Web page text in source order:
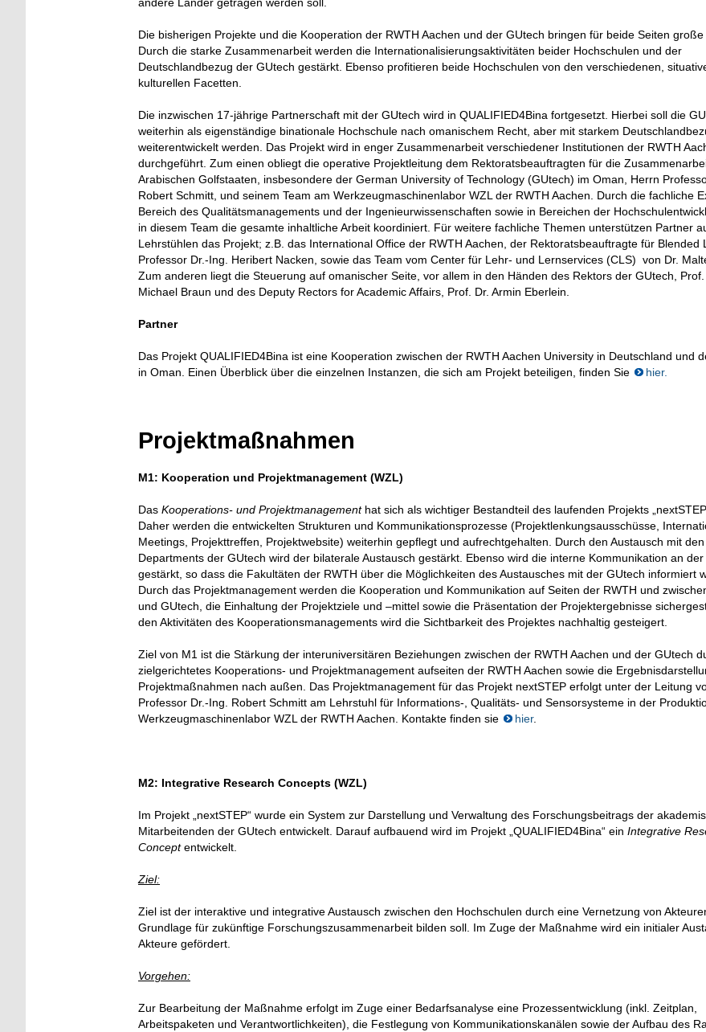
andere Länder getragen werden soll.
Die bisherigen Projekte und die Kooperation der RWTH Aachen und der GUtech bringen für beide Seiten große
Durch die starke Zusammenarbeit werden die Internationalisierungsaktivitäten beider Hochschulen und der
Deutschlandbezug der GUtech gestärkt. Ebenso profitieren beide Hochschulen von den verschiedenen,
kulturellen Facetten.
Die inzwischen 17-jährige Partnerschaft mit der GUtech wird in QUALIFIED4Bina fortgesetzt. Hierbei soll die
weiterhin als eigenständige binationale Hochschule nach omanischem Recht, aber mit starkem
weiterentwickelt werden. Das Projekt wird in enger Zusammenarbeit verschiedener Institutionen der RWTH
durchgeführt. Zum einen obliegt die operative Projektleitung dem Rektoratsbeauftragten für die
Arabischen Golfstaaten, insbesondere der German University of Technology (GUtech) im Oman, Herrn
Robert Schmitt, und seinem Team am Werkzeugmaschinenlabor WZL der RWTH Aachen. Durch die fachliche
Bereich des Qualitätsmanagements und der Ingenieurwissenschaften sowie in Bereichen der
in diesem Team die gesamte inhaltliche Arbeit koordiniert. Für weitere fachliche Themen unterstützen Partner
Lehrstühlen das Projekt; z.B. das International Office der RWTH Aachen, der Rektoratsbeauftragte für Blended
Professor Dr.-Ing. Heribert Nacken, sowie das Team vom Center für Lehr- und Lernservices (CLS) von Dr.
Zum anderen liegt die Steuerung auf omanischer Seite, vor allem in den Händen des Rektors der GUtech, Prof.
Michael Braun und des Deputy Rectors for Academic Affairs, Prof. Dr. Armin Eberlein.
Partner
Das Projekt QUALIFIED4Bina ist eine Kooperation zwischen der RWTH Aachen University in Deutschland und
in Oman. Einen Überblick über die einzelnen Instanzen, die sich am Projekt beteiligen, finden Sie
hier.
Projektmaßnahmen
M1: Kooperation und Projektmanagement (WZL)
Das Kooperations- und Projektmanagementhat sich als wichtiger Bestandteil des laufenden Projekts
Daher werden die entwickelten Strukturen und Kommunikationsprozesse (Projektlenkungsausschüsse,
Meetings, Projekttreffen, Projektwebsite) weiterhin gepflegt und aufrechtgehalten. Durch den Austausch mit
Departments der GUtech wird der bilaterale Austausch gestärkt. Ebenso wird die interne Kommunikation an der
gestärkt, so dass die Fakultäten der RWTH über die Möglichkeiten des Austausches mit der GUtech informiert
Durch das Projektmanagement werden die Kooperation und Kommunikation auf Seiten der RWTH und
und GUtech, die Einhaltung der Projektziele und –mittel sowie die Präsentation der Projektergebnisse
den Aktivitäten des Kooperationsmanagements wird die Sichtbarkeit des Projektes nachhaltig gesteigert.
Ziel von M1 ist die Stärkung der interuniversitären Beziehungen zwischen der RWTH Aachen und der GUtech
zielgerichtetes Kooperations- und Projektmanagement aufseiten der RWTH Aachen sowie die
Projektmaßnahmen nach außen. Das Projektmanagement für das Projekt nextSTEP erfolgt unter der Leitung
Professor Dr.-Ing. Robert Schmitt am Lehrstuhl für Informations-, Qualitäts- und Sensorsysteme in der
Werkzeugmaschinenlabor WZL der RWTH Aachen. Kontakte finden sie
hier.
M2: Integrative Research Concepts (WZL)
Im Projekt „nextSTEP“ wurde ein System zur Darstellung und Verwaltung des Forschungsbeitrags der
Mitarbeitenden der GUtech entwickelt. Darauf aufbauend wird im Projekt „QUALIFIED4Bina“ ein Integrative
Conceptentwickelt.
Ziel:
Ziel ist der interaktive und integrative Austausch zwischen den Hochschulen durch eine Vernetzung von
Grundlage für zukünftige Forschungszusammenarbeit bilden soll. Im Zuge der Maßnahme wird ein initialer
Akteure gefördert.
Vorgehen:
Zur Bearbeitung der Maßnahme erfolgt im Zuge einer Bedarfsanalyse eine Prozessentwicklung (inkl. Zeitplan,
Arbeitspaketen und Verantwortlichkeiten), die Festlegung von Kommunikationskanälen sowie der Aufbau des